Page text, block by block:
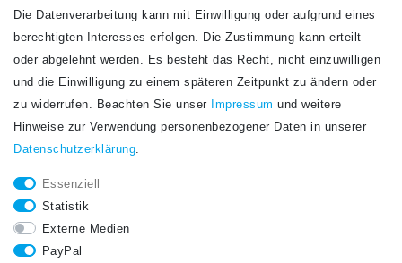
Newsletter
Honig
Hiermit bestätige ich, dass ich dieDaten­schutz­erklärunggelesen habe. Meine
STAY CONNECTED.
Die Datenverarbeitung kann mit Einwilligung oder aufgrund eines
berechtigten Interesses erfolgen. Die Zustimmung kann erteilt
oder abgelehnt werden. Es besteht das Recht, nicht einzuwilligen
und die Einwilligung zu einem späteren Zeitpunkt zu ändern oder
zu widerrufen. Beachten Sie unser
Impressum und weitere
Hinweise zur Verwendung personenbezogener Daten in unserer
Daten­schutz­erklärung.
Essenziell
Statistik
Externe Medien
PayPal